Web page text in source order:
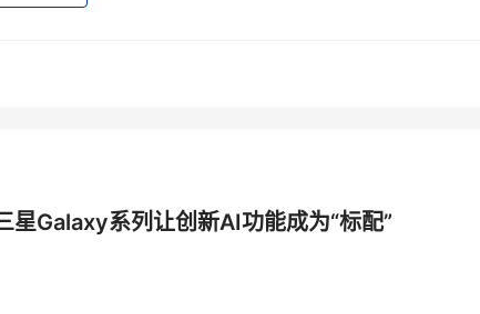
星Galaxy系列让创新AI功能成为“标配”